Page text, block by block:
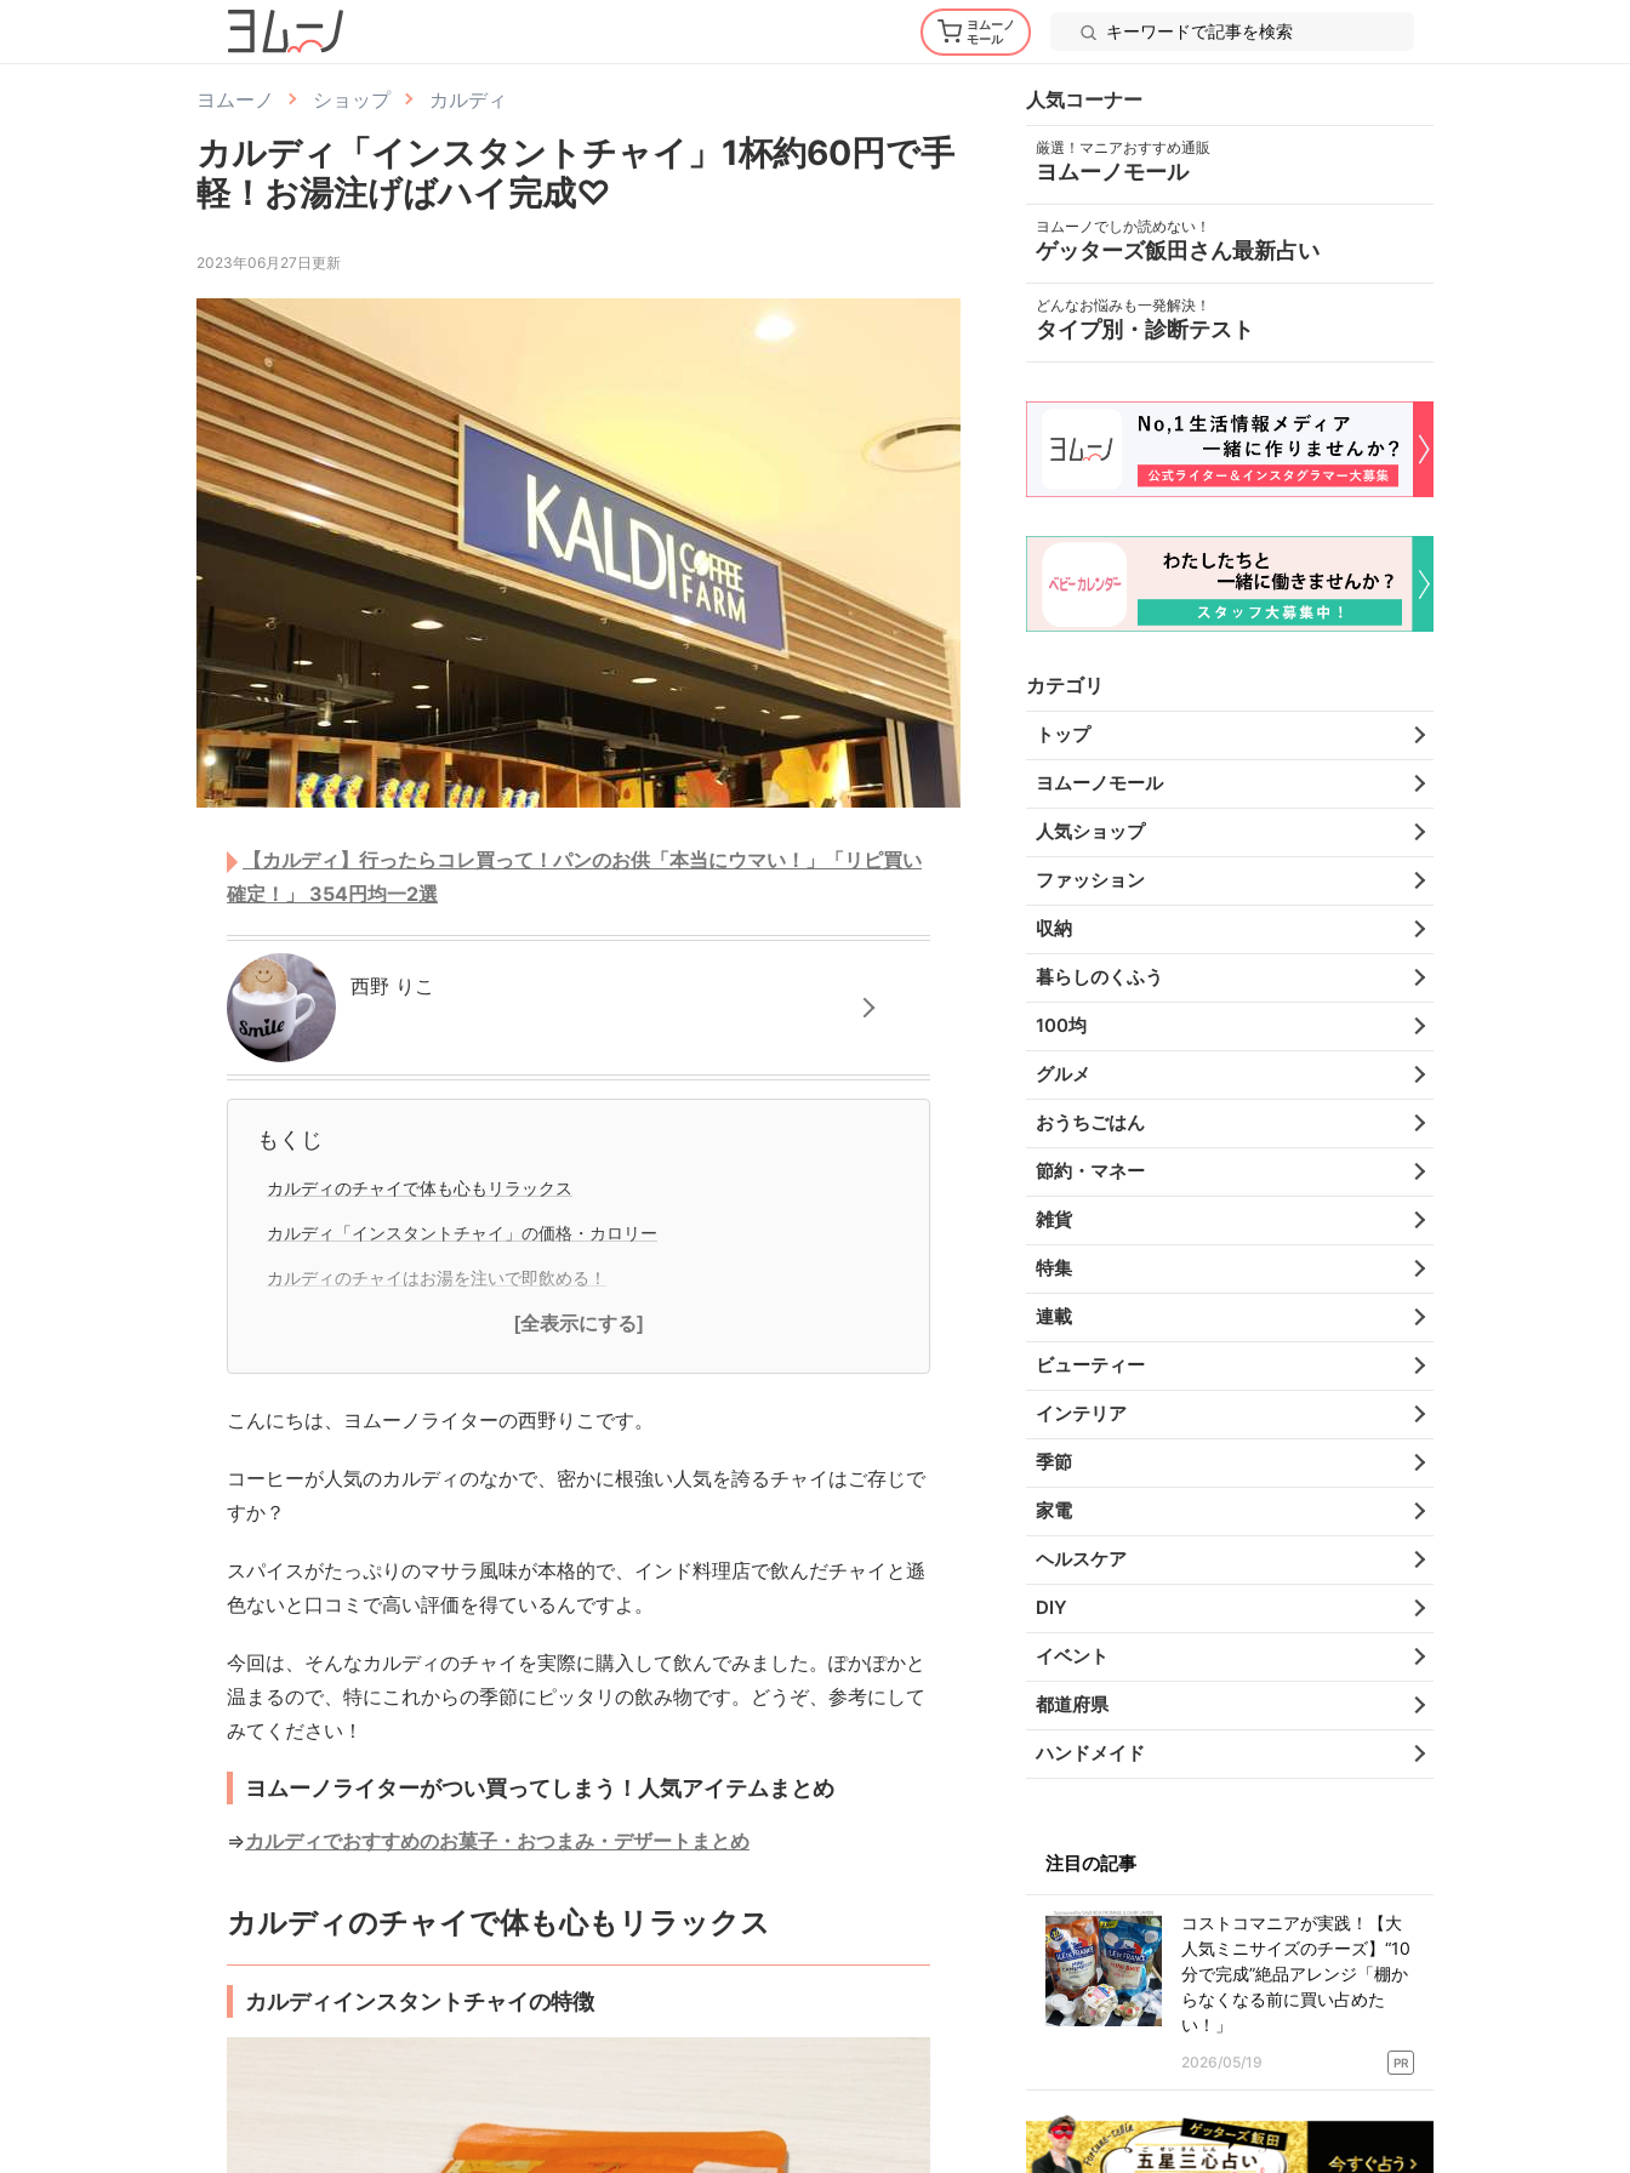
ヨムーノ
モール
ヨムーノ ショップ カルディ
カルディ「インスタントチャイ」1杯約60円で手
軽！お湯注げばハイ完成♡
2023年06月27日更新
【カルディ】行ったらコレ買って！パンのお供「本当にウマい！」「リピ買い
確定！」 354円均一2選
西野 りこ
もくじ
カルディのチャイで体も心もリラックス
カルディ「インスタントチャイ」の価格・カロリー
カルディのチャイはお湯を注いで即飲める！
[全表示にする]
こんにちは、ヨムーノライターの西野りこです。
コーヒーが人気のカルディのなかで、密かに根強い人気を誇るチャイはご存じで
すか？
スパイスがたっぷりのマサラ風味が本格的で、インド料理店で飲んだチャイと遜
色ないと口コミで高い評価を得ているんですよ。
今回は、そんなカルディのチャイを実際に購入して飲んでみました。ぽかぽかと
温まるので、特にこれからの季節にピッタリの飲み物です。どうぞ、参考にして
みてください！
ヨムーノライターがつい買ってしまう！人気アイテムまとめ
⇒カルディでおすすめのお菓子・おつまみ・デザートまとめ
カルディのチャイで体も心もリラックス
カルディインスタントチャイの特徴
人気コーナー
厳選！マニアおすすめ通販
ヨムーノモール
ヨムーノでしか読めない！
ゲッターズ飯田さん最新占い
どんなお悩みも一発解決！
タイプ別・診断テスト
カテゴリ
トップ
ヨムーノモール
人気ショップ
ファッション
収納
暮らしのくふう
100均
グルメ
おうちごはん
節約・マネー
雑貨
特集
連載
ビューティー
インテリア
季節
家電
ヘルスケア
DIY
イベント
都道府県
ハンドメイド
注目の記事
コストコマニアが実践！【大
人気ミニサイズのチーズ】“10
分で完成”絶品アレンジ「棚か
らなくなる前に買い占めた
い！」
2026/05/19 PR